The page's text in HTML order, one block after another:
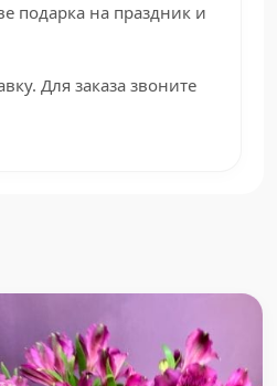
подарка на праздник и
Для заказа звоните